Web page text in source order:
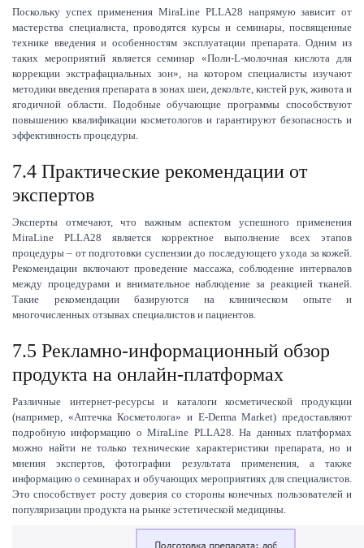
Поскольку успех применения MiraLine PLLA28 напрямую зависит от
мастерства специалиста, проводятся курсы и семинары, посвященные
технике введения и особенностям эксплуатации препарата. Одним из
таких мероприятий является семинар «Поли-L-молочная кислота для
коррекции экстрафациальных зон», на котором специалисты изучают
методики введения препарата в зонах шеи, декольте, кистей рук, живота и
ягодичной области. Подобные обучающие программы способствуют
повышению квалификации косметологов и гарантируют безопасность и
эффективность процедуры.
7.4 Практические рекомендации от
экспертов
Эксперты отмечают, что важным аспектом успешного применения
MiraLine PLLA28 является корректное выполнение всех этапов
процедуры – от подготовки суспензии до последующего ухода за кожей.
Рекомендации включают проведение массажа, соблюдение интервалов
между процедурами и внимательное наблюдение за реакцией тканей.
Такие рекомендации базируются на клиническом опыте и
многочисленных отзывах специалистов и пациентов.
7.5 Рекламно-информационный обзор
продукта на онлайн-платформах
Различные интернет-ресурсы и каталоги косметической продукции
(например, «Аптечка Косметолога» и E-Derma Market) предоставляют
подробную информацию о MiraLine PLLA28. На данных платформах
можно найти не только технические характеристики препарата, но и
мнения экспертов, фотографии результата применения, а также
информацию о семинарах и обучающих мероприятиях для специалистов.
Это способствует росту доверия со стороны конечных пользователей и
популяризации продукта на рынке эстетической медицины.